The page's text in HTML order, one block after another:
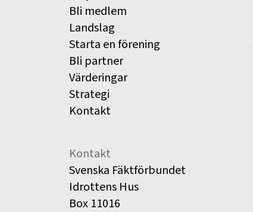
Bli medlem
Landslag
Starta en förening
Bli partner
Värderingar
Strategi
Kontakt
Kontakt
Svenska Fäktförbundet
Idrottens Hus
Box 11016